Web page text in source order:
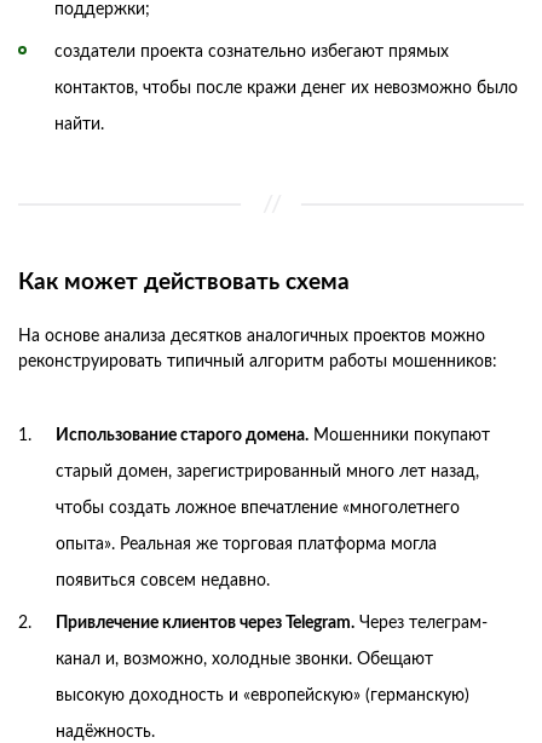
поддержки;
создатели проекта сознательно избегают прямых
контактов, чтобы после кражи денег их невозможно было
найти.
Как может действовать схема
На основе анализа десятков аналогичных проектов можно
реконструировать типичный алгоритм работы мошенников:
Использование старого домена. Мошенники покупают
старый домен, зарегистрированный много лет назад,
чтобы создать ложное впечатление «многолетнего
опыта». Реальная же торговая платформа могла
появиться совсем недавно.
Привлечение клиентов через Telegram. Через телеграм-
канал и, возможно, холодные звонки. Обещают
высокую доходность и «европейскую» (германскую)
надёжность.